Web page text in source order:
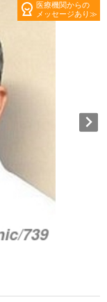
医療機関からの
メッセージあり